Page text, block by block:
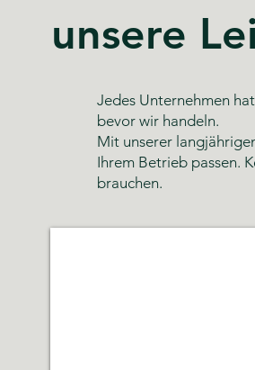
unsere
Jedes Unternehmen
bevor wir handeln.
Mit unserer
Ihrem Betrieb passen.
brauchen.